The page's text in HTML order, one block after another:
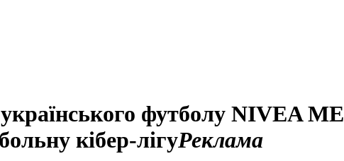
українського футболу NIVEA
кібер-лігуРеклама